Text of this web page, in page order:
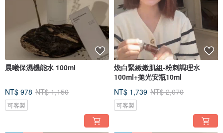
晨曦保濕機能水 100ml
NT$ 978 NT$ 1,150
可客製
煥白緊緻嫩肌組-粉刺調理水
100ml+拋光安瓶10ml
NT$ 1,739 NT$ 2,070
可客製